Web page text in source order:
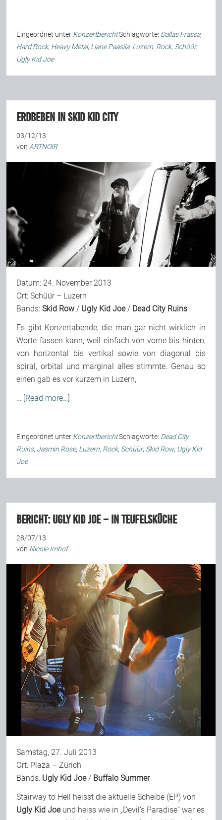
Eingeordnet unter KonzertberichtSchlagworte: Dallas Frasca,
Hard Rock, Heavy Metal, Liane Paasila, Luzern, Rock, Schüür,
Ugly Kid Joe
Erdbeben in Skid Kid City
03/12/13
vonARTNOIR
Datum: 24. November 2013
Ort: Schüür – Luzern
Bands:Skid Row/ Ugly Kid Joe/ Dead City Ruins
Es gibt Konzertabende, die man gar nicht wirklich in
Worte fassen kann, weil einfach von vorne bis hinten,
von horizontal bis vertikal sowie von diagonal bis
spiral, orbital und marginal alles stimmte. Genau so
einen gab es vor kurzem in Luzern,
… [Read more…]
Eingeordnet unter KonzertberichtSchlagworte: Dead City
Ruins, Jasmin Rose, Luzern, Rock, Schüür, Skid Row, Ugly Kid
Joe
BERICHT: Ugly Kid Joe – in Teufelsküche
28/07/13
von Nicole Imhof
Samstag, 27. Juli 2013
Ort: Plaza – Zürich
Bands: Ugly Kid Joe/ Buffalo Summer
Stairway to Hell heisst die aktuelle Scheibe (EP) von
Ugly Kid Joeund heiss wie in „Devil’s Paradise“ war es